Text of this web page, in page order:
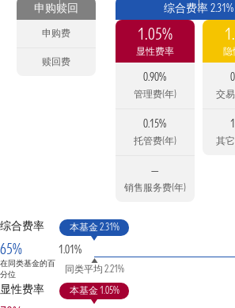
申购赎回
申购费
赎回费
综合费率 2.31%
1.05%
显性费率
0.90%
管理费(年)
0.15%
托管费(年)
—
销售服务费(年)
隐
交
其
综合费率
65%
在同类基金的百
分位
1.01%
本基金 2.31%
同类平均 2.21%
显性费率 本基金 1.05%